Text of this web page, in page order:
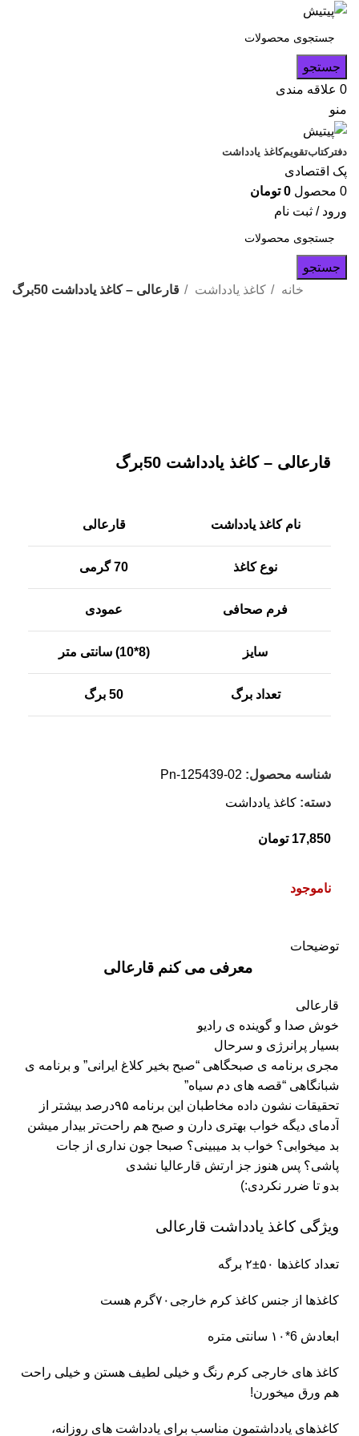
جستجو
0 علاقه مندی
منو
دفترکتابتقویمکاغذ یادداشت
پک اقتصادی
0 محصول 0 تومان
ورود / ثبت نام
جستجو
خانه
کاغذ یادداشت قارعالی – کاغذ یادداشت 50برگ
قارعالی – کاغذ یادداشت 50برگ
نام کاغذ یادداشت قارعالی
نوع کاغذ 70 گرمی
فرم صحافی عمودی
سایز (8*10) سانتی متر
تعداد برگ 50 برگ
شناسه محصول: Pn-125439-02
دسته: کاغذ یادداشت
17,850 تومان
ناموجود
توضیحات
معرفی می کنم قارعالی
قارعالی
خوش صدا و گوینده ی رادیو
بسیار پرانرژی و سرحال
مجری برنامه ی صبحگاهی “صبح بخیر کلاغ ایرانی” و برنامه ی
شبانگاهی “قصه های دم سیاه”
تحقیقات نشون داده مخاطبان این برنامه ۹۵درصد بیشتر از
آدمای دیگه خواب بهتری دارن و صبح هم راحت‌تر بیدار میشن
بد میخوابی؟ خواب بد میبینی؟ صبحا جون نداری از جات
پاشی؟ پس هنوز جز ارتش قارعالیا نشدی
بدو تا ضرر نکردی:)
ویژگی کاغذ یادداشت قارعالی
تعداد کاغذها ۵۰±۲ برگه
کاغذها از جنس کاغذ کرم خارجی۷۰گرم هست
ابعادش 6*۱۰ سانتی متره
کاغذ های خارجی کرم رنگ و خیلی لطیف هستن و خیلی راحت
هم ورق میخورن!
کاغذهای یادداشتمون مناسب برای یادداشت های روزانه،